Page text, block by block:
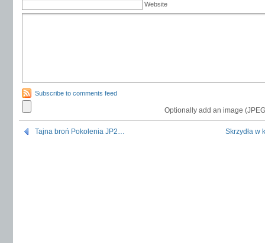
Website
Subscribe to comments feed
Optionally add an image
Tajna broń Pokolenia JP2… Skrzydła w